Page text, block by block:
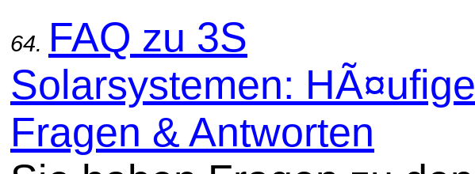
64. FAQ zu 3S
Solarsystemen: HÃ¤ufige
Fragen & Antworten